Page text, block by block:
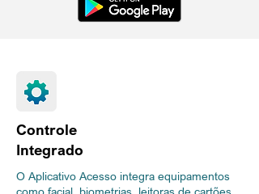
Controle
Integrado
O Aplicativo Acesso integra equipamentos
como facial, biometrias, leitoras de cartões,